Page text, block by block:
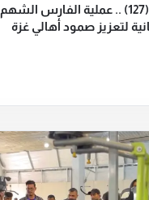
لتعزيز صمود أهالي غزة